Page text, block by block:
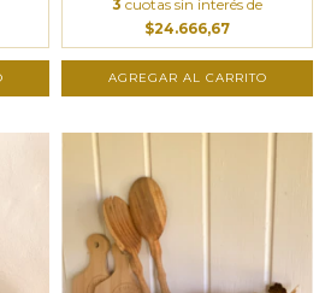
3 cuotas sin interés de
$24.666,67